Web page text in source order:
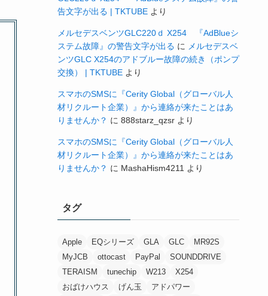
告文字が出る | TKTUBE より
メルセデスベンツGLC220ｄ X254 『AdBlueシ
ステム故障』の警告文字が出る に
メルセデスベ
ンツGLC X254のアドブルー故障の続き（ポンプ
交換） | TKTUBE より
スマホのSMSに『Cerity Global（グローバル人
材リクルート企業）』から連絡が来たことはあ
りませんか？ に 888starz_qzsr より
スマホのSMSに『Cerity Global（グローバル人
材リクルート企業）』から連絡が来たことはあ
りませんか？ に MashaHism4211 より
タグ
Apple EQシリーズ GLA GLC
MR92S
MyJCB
ottocast PayPal
SOUNDDRIVE
TERAISM
tunechip W213
X254
おばけハウス
げん玉
アドパワー